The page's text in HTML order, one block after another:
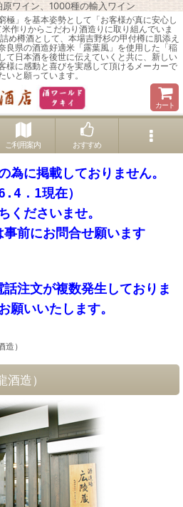
ワイン、1000種の輸入ワイン
」を基本姿勢として「お客様が真に安心し
作りからこだわり酒造りに取り組んでいま
樽酒として、本場吉野杉の甲付樽に肌添え
良県の酒造好適米「露葉風」を使用した「稲
て日本酒を後世に伝えていくと共に、新しい
様に感動と喜びを実感して頂けるメーカーで
いと願っています。
カート
ご利用案内 おすすめ
為に掲載しておりません。
．1現在）
くださいませ。
事前にお問合せ願います
注文が複数発生しておりま
願いいたします。
）
造）